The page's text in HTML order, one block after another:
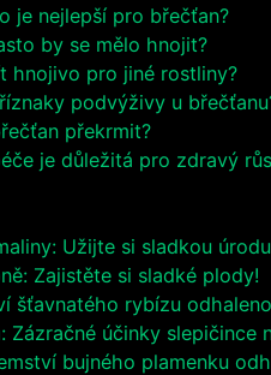
je nejlepší pro ‍břečťan?
by ‍se‌ mělo hnojit?
hnojivo pro jiné rostliny?
podvýživy u
překrmit?
je důležitá pro zdravý
Užijte si sladkou
Zajistěte si sladké plody!
šťavnatého rybízu
Zázračné účinky slepičince
bujného plamenku